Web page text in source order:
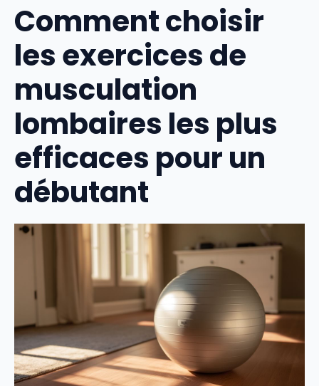
Comment choisir
les exercices de
musculation
lombaires les plus
efficaces pour un
débutant